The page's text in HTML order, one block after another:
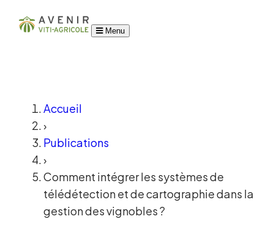
Menu
Accueil
›
Publications
›
Comment intégrer les systèmes de
télédétection et de cartographie dans la
gestion des vignobles ?